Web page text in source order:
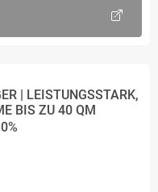
| LEISTUNGSSTARK,
BIS ZU 40 QM